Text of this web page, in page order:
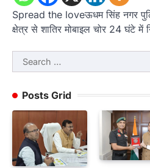
Spread the loveऊधम सिंह नगर
क्षेत्र से शातिर मोबाइल चोर 24 घंटे में
Search
for:
Posts Grid